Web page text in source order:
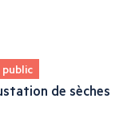
de sèches